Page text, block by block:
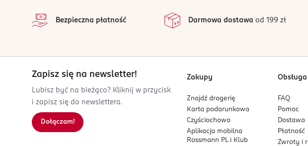
Bezpieczna płatność Darmowa dostawa od 199 zł
Zapisz się na newsletter!
Lubisz być na bieżąco? Kliknij w przycisk
i zapisz się do newslettera.
Dołączam!
Zakupy
Znajdź drogerię
Karta podarunkowa
Czyściochowo
Aplikacja mobilna
Rossmann PL i Klub
FAQ
Pomoc
Dostawa
Płatność
Zwroty i